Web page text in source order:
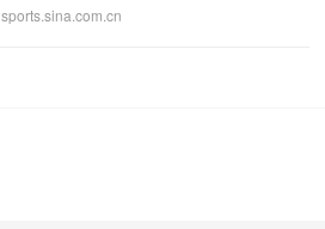
盟东南分区的球队，曾经使用过芝加哥包
sports.sina.com.cn